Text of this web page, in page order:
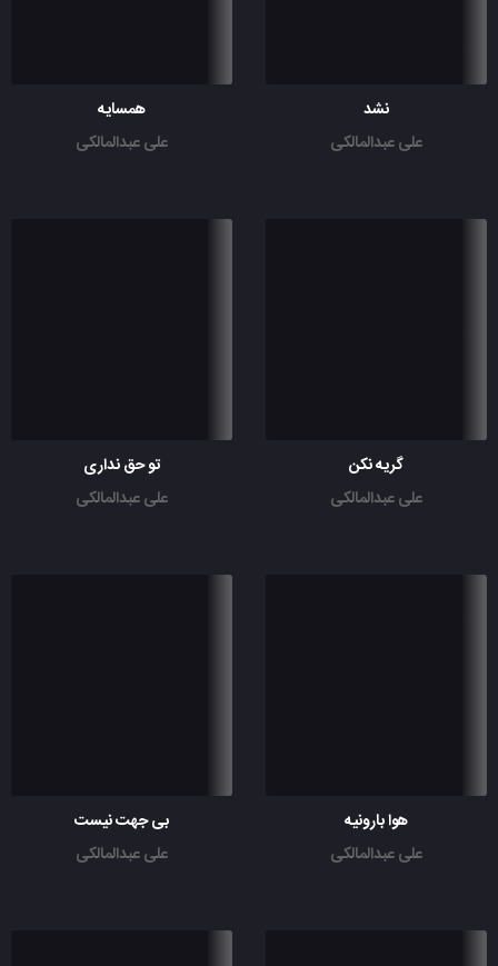
نشد
علی عبدالمالکی
همسایه
علی عبدالمالکی
گریه نکن
علی عبدالمالکی
تو حق نداری
علی عبدالمالکی
هوا بارونیه
علی عبدالمالکی
بی جهت نیست
علی عبدالمالکی